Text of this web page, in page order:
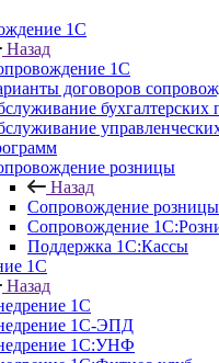
1С
Назад
1С
договоров
бухгалтерских
розницы
Назад
Сопровождение розницы
Сопровождение
Поддержка 1С:Кассы
1С
Назад
1С
1С-ЭПД
1С:УНФ